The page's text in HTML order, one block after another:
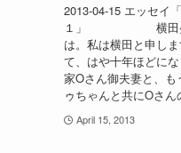
2013-04-15 エッセイ
１」 横田盛幸
は。私は横田と申し
て、はや十年ほどに
家Oさん御夫妻と、
ゥちゃんと共にOさ
April 15, 2013